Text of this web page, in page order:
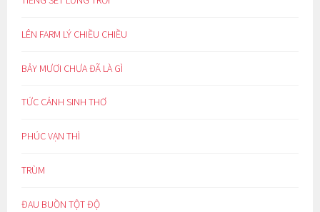
LÊN FARM LÝ CHIỀU CHIỀU
BẢY MƯƠI CHƯA ĐÃ LÀ GÌ
TỨC CẢNH SINH THƠ
PHÚC VẠN THÌ
TRÙM
ĐAU BUỒN TỘT ĐỘ